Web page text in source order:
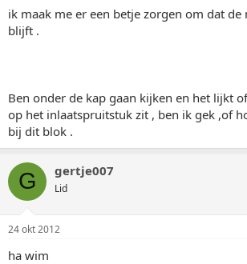
ik maak me er een betje zorgen om dat
blijft .
Ben onder de kap gaan kijken en het lijkt
op het inlaatspruitstuk zit , ben ik gek ,of
bij dit blok .
G gertje007
Lid
24 okt 2012
ha wim